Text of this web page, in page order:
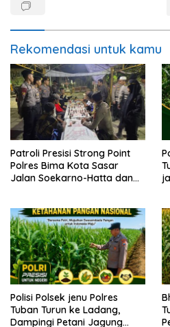
Rekomendasi untuk kamu
Patroli Presisi Strong Point
Polres Bima Kota Sasar
Jalan Soekarno-Hatta dan
Polisi Polsek jenu Polres
Tuban Turun ke Ladang,
Dampingi Petani Jagung